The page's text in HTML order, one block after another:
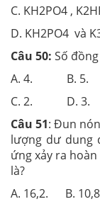
C. KH2PO4 ,
D. KH2PO4 và
Câu 50: Số
A. 4. B. 5.
C. 2. D. 3.
Câu 51: Đun
lượng dư dung
ứng xảy ra
là?
A. 16,2. B.